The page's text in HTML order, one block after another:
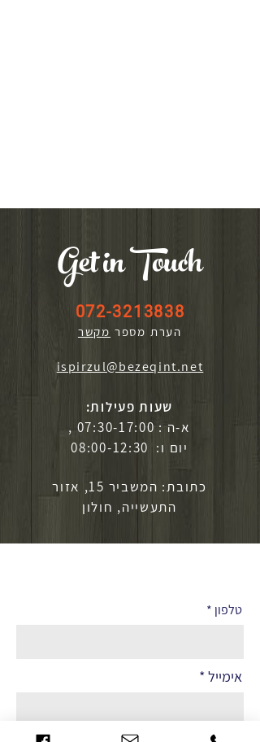
Get in Touch
072-3213838
הערת מספר מקשר
ispirzul@bezeqint.net
שעות פעילות:
א-ה : 07:30-17:00 ,
יום ו: 08:00-12:30
כתובת: המשביר 15, אזור
התעשייה, חולון
טלפון
אימייל